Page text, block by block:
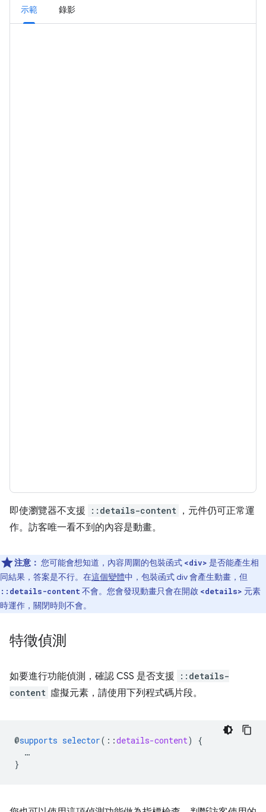
示範 錄影
即使瀏覽器不支援 ::details-content ，元件仍可正常運
作。訪客唯一看不到的內容是動畫。
注意： 您可能會想知道，內容周圍的包裝函式 <div> 是否能產生相
同結果，答案是不行。在這個變體中，包裝函式 div 會產生動畫，但
::details-content 不會。您會發現動畫只會在開啟 <details> 元素
時運作，關閉時則不會。
特徵偵測
如要進行功能偵測，確認 CSS 是否支援
::details-
content 虛擬元素，請使用下列程式碼片段。
@supports selector( ::details-content)
{
…
}